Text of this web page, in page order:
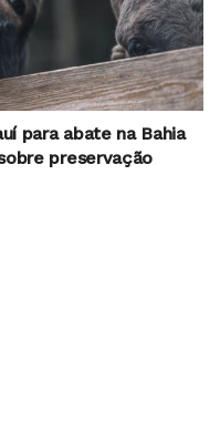
para abate na Bahia
preservação